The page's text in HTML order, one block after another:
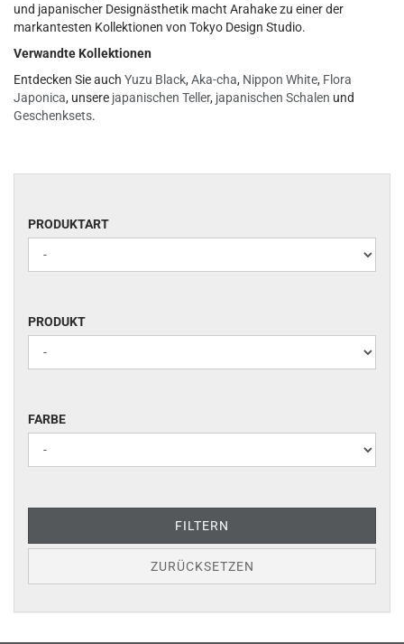
und japanischer Designästhetik macht Arahake zu einer der
markantesten Kollektionen von Tokyo Design Studio.
Verwandte Kollektionen
Entdecken Sie auch Yuzu Black, Aka-cha, Nippon White, Flora
Japonica, unsere japanischen Teller, japanischen Schalen und
Geschenksets.
PRODUKTART
PRODUKTART
PRODUKT
PRODUKT
FARBE
FARBE
FILTERN
ZURÜCKSETZEN